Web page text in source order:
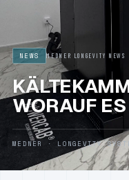
POWERCAB CUSTOM
DEUTSCH
NEWS MEDNER LONGEVITY NEWS
WORAUF
MEDNER · LONGEVITY